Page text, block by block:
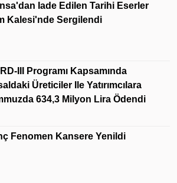
Iade Edilen Tarihi Eserler
Kalesi'nde Sergilendi
III Programı Kapsamında
Üreticiler Ile Yatırımcılara
634,3 Milyon Lira Ödendi
Fenomen Kansere Yenildi